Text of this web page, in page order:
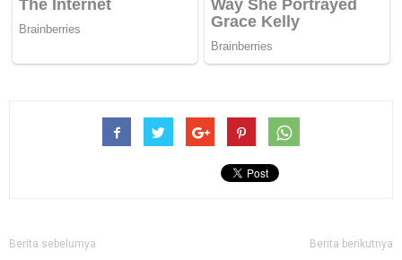
Berita sebelumya Berita berikutnya